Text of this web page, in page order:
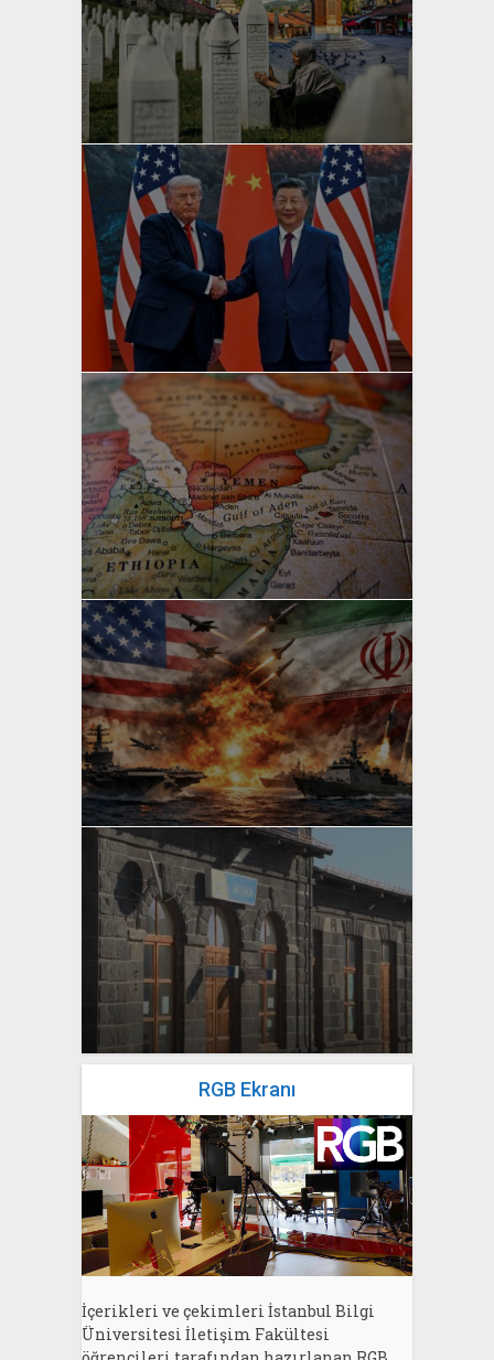
yazan
Bahri Ak
yazan
Bahri Ak
yazan
Bahri Ak
yazan
Bahri Ak
yazan
Bahri Ak
RGB Ekranı
İçerikleri ve çekimleri İstanbul Bilgi
Üniversitesi İletişim Fakültesi